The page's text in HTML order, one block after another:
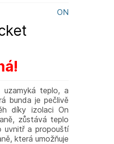
ON
uzamyká teplo, a
bunda je pečlivě
díky izolaci On
zůstává teplo
uvnitř a propouští
která umožňuje